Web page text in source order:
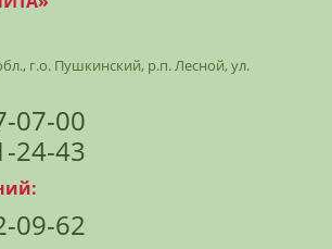
г.о. Пушкинский, р.п. Лесной, ул.
07-00
24-43
09-62